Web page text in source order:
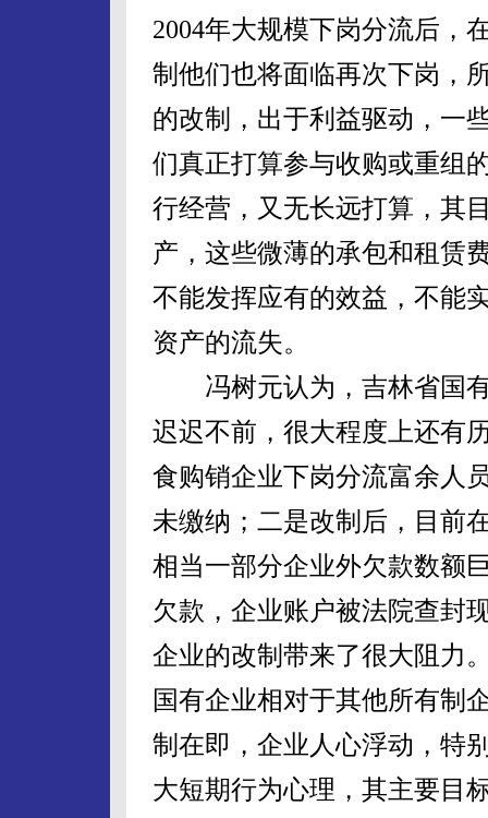
2004年大规模下岗分流后，
制他们也将面临再次下岗，
的改制，出于利益驱动，一
们真正打算参与收购或重组
行经营，又无长远打算，其
产，这些微薄的承包和租赁
不能发挥应有的效益，不能
资产的流失。
冯树元认为，吉林省国有
迟迟不前，很大程度上还有
食购销企业下岗分流富余人
未缴纳；二是改制后，目前
相当一部分企业外欠款数额
欠款，企业账户被法院查封
企业的改制带来了很大阻力
国有企业相对于其他所有制
制在即，企业人心浮动，特
大短期行为心理，其主要目